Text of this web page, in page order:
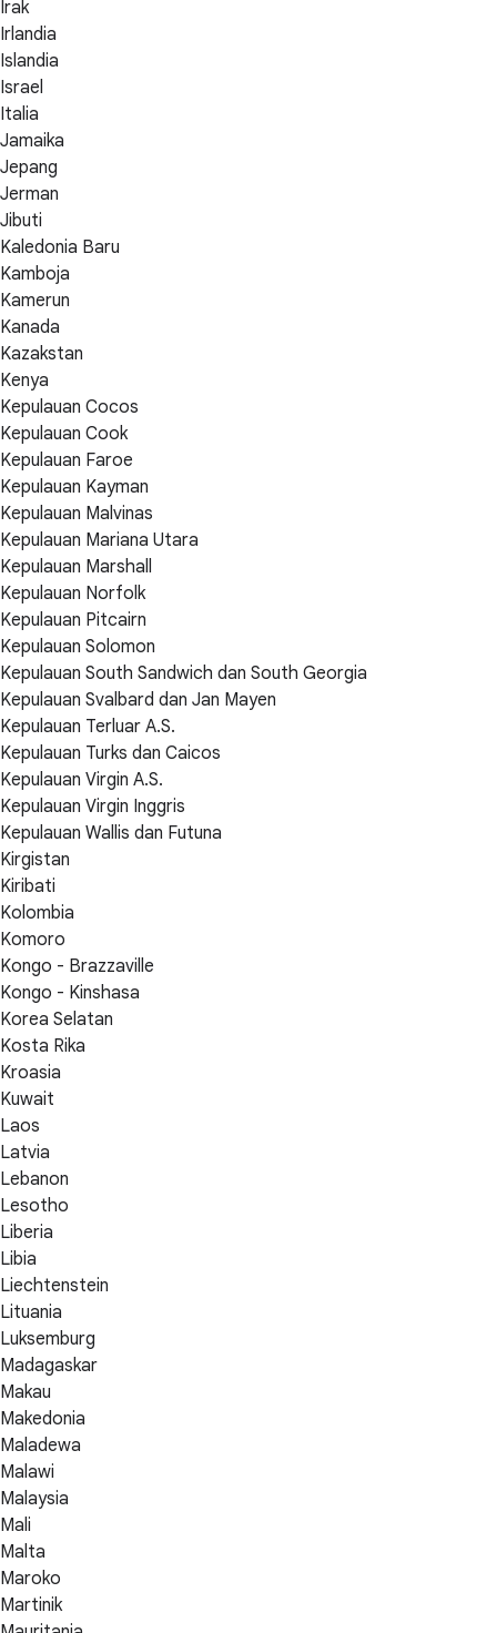
Irak
Irlandia
Islandia
Israel
Italia
Jamaika
Jepang
Jerman
Jibuti
Kaledonia Baru
Kamboja
Kamerun
Kanada
Kazakstan
Kenya
Kepulauan Cocos
Kepulauan Cook
Kepulauan Faroe
Kepulauan Kayman
Kepulauan Malvinas
Kepulauan Mariana Utara
Kepulauan Marshall
Kepulauan Norfolk
Kepulauan Pitcairn
Kepulauan Solomon
Kepulauan South Sandwich dan South Georgia
Kepulauan Svalbard dan Jan Mayen
Kepulauan Terluar A.S.
Kepulauan Turks dan Caicos
Kepulauan Virgin A.S.
Kepulauan Virgin Inggris
Kepulauan Wallis dan Futuna
Kirgistan
Kiribati
Kolombia
Komoro
Kongo - Brazzaville
Kongo - Kinshasa
Korea Selatan
Kosta Rika
Kroasia
Kuwait
Laos
Latvia
Lebanon
Lesotho
Liberia
Libia
Liechtenstein
Lituania
Luksemburg
Madagaskar
Makau
Makedonia
Maladewa
Malawi
Malaysia
Mali
Malta
Maroko
Martinik